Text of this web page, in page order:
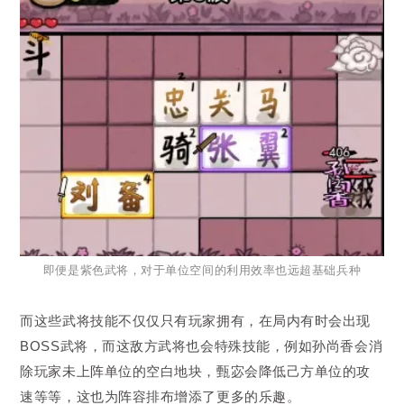
即便是紫色武将，对于单位空间的利用效率也远超基础兵种
而这些武将技能不仅仅只有玩家拥有，在局内有时会出现
BOSS武将，而这敌方武将也会特殊技能，例如孙尚香会消
除玩家未上阵单位的空白地块，甄宓会降低己方单位的攻
速等等，这也为阵容排布增添了更多的乐趣。